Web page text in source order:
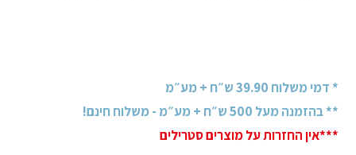
* דמי משלוח 39.90 ש״ח + מע״מ
** בהזמנה מעל 500 ש״ח + מע״מ - משלוח חינם!
***אין החזרות על מוצרים סטרילים